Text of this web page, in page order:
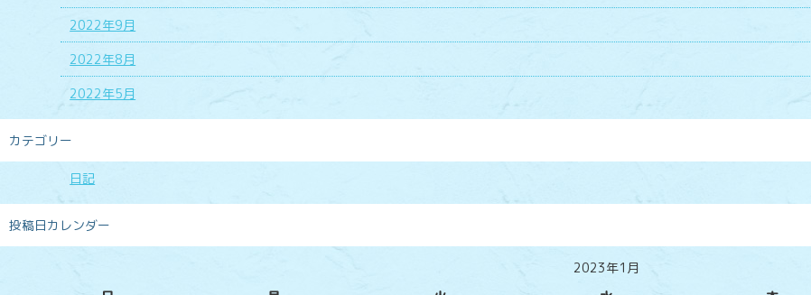
2022年9月
2022年8月
2022年5月
カテゴリー
日記
投稿日カレンダー
2023年1月